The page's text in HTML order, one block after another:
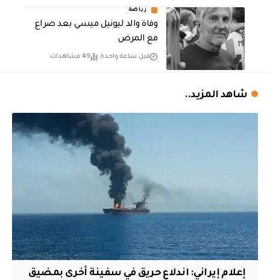
رياضة
وفاة والد ليونيل ميسي بعد صراع
مع المرض
قبل ساعة واحدة 49 مشاهدات
شاهد المزيد..
إعلام إيراني: اندلاع حريق في سفينة أخرى بمضيق